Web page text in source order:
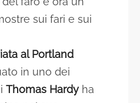
sui fari e sui
al Portland
in uno dei
Thomas Hardy ha